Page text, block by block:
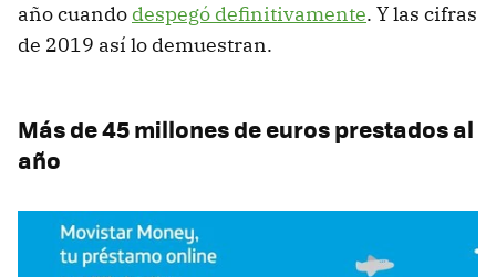
año cuando despegó definitivamente. Y las cifras
de 2019 así lo demuestran.
Más de 45 millones de euros prestados al
año